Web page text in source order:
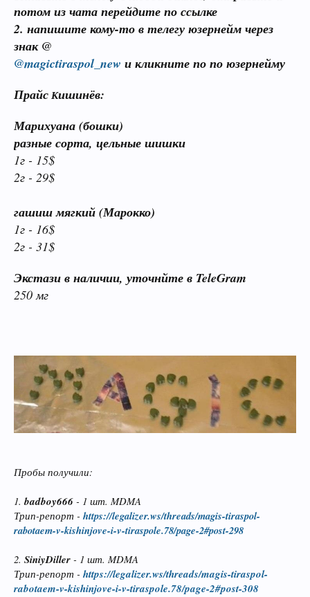
потом из чата перейдите по ссылке
2. напишите кому-то в телегу юзернейм через
знак @
@magictiraspol_new и кликните по по юзернейму
ПрайсКишинёв:
Марихуана (бошки)
разные сорта, цельные шишки
1г - 15$
2г - 29$
гашиш мягкий (Марокко)
1г - 16$
2г - 31$
Экстази в наличии, уточнйте в TeleGram
250 мг
Пробы получили:
1. badboy666 - 1 шт. MDMA
Трип-репорт - https://legalizer.ws/threads/magis-tiraspol-
rabotaem-v-kishinjove-i-v-tiraspole.78/page-2#post-298
2. SiniyDiller - 1 шт. MDMA
Трип-репорт - https://legalizer.ws/threads/magis-tiraspol-
rabotaem-v-kishinjove-i-v-tiraspole.78/page-2#post-308